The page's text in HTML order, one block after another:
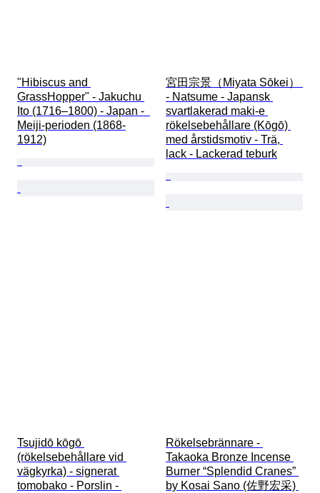
"Hibiscus and
GrassHopper" - Jakuchu
Ito (1716–1800) - Japan -
Meiji-perioden (1868-
1912)
宮田宗景（Miyata Sōkei）
- Natsume - Japansk
svartlakerad maki-e
rökelsebehållare (Kōgō)
med årstidsmotiv - Trä,
lack - Lackerad teburk
Tsujidō kōgō
(rökelsebehållare vid
vägkyrka) - signerat
tomobako - Porslin -
Rökelsebrännare -
Takaoka Bronze Incense
Burner “Splendid Cranes”
by Kosai Sano (佐野宏采)